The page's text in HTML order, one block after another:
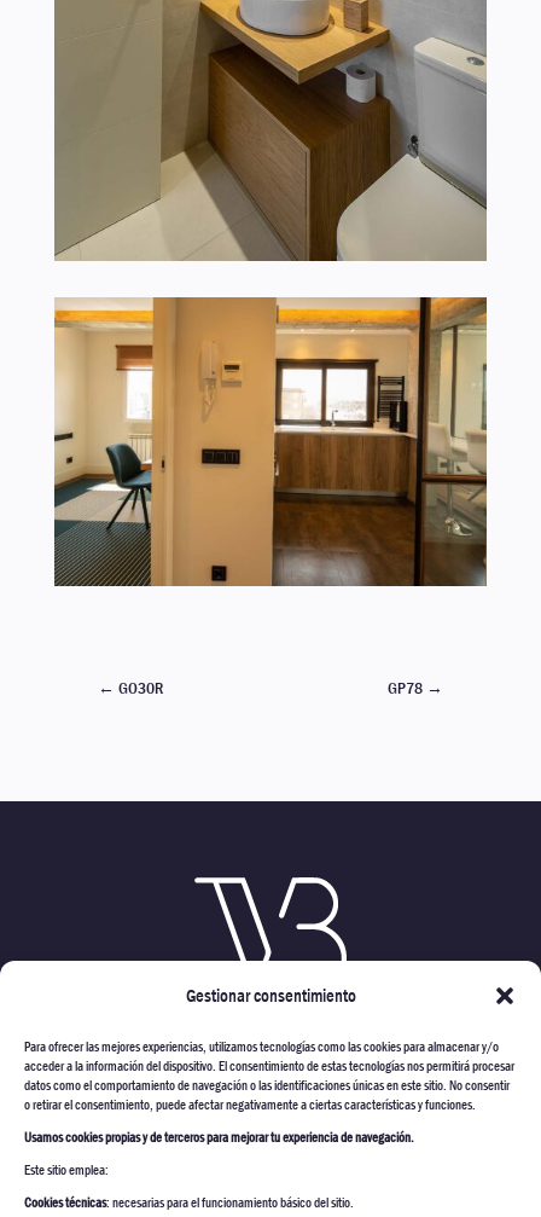
Gestionar consentimiento
Para ofrecer las mejores experiencias, utilizamos tecnologías como las cookies para almacenar y/o
acceder a la información del dispositivo. El consentimiento de estas tecnologías nos permitirá procesar
datos como el comportamiento de navegación o las identificaciones únicas en este sitio. No consentir
o retirar el consentimiento, puede afectar negativamente a ciertas características y funciones.
Usamos cookies propias y de terceros para mejorar tu experiencia de navegación.
Este sitio emplea:
Cookies técnicas: necesarias para el funcionamiento básico del sitio.
← GO30R GP78 →
VARMONT CONSTRUCTORES
PROYECTOS